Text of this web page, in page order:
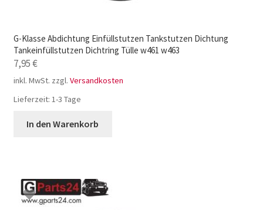
G-Klasse Abdichtung Einfüllstutzen Tankstutzen Dichtung
Tankeinfüllstutzen Dichtring Tülle w461 w463
7,95€
inkl. MwSt. zzgl. Versandkosten
Lieferzeit: 1-3 Tage
In den Warenkorb